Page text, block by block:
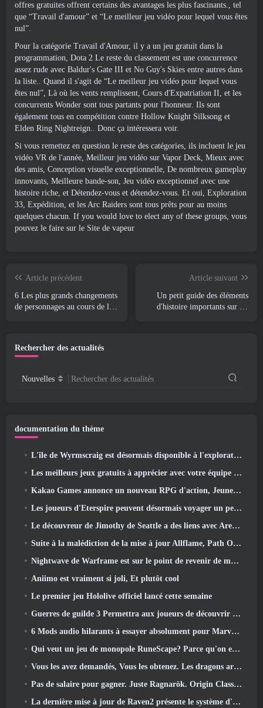
offres gratuites offrent certains des avantages les plus fascinants., tel
que “Travail d'amour” et “Le meilleur jeu vidéo pour lequel vous êtes
nul”.
Pour la catégorie Travail d'Amour, il y a un jeu gratuit dans la
programmation, Dota 2 Le reste du classement est une concurrence
assez rude avec Baldur's Gate III et No Guy's Skies entre autres dans
la liste.. Quand il s'agit de “Le meilleur jeu vidéo pour lequel vous
êtes nul”, Là où les vents remplissent, Cours d'Expatriation II, et les
concurrents Wonder sont tous partants pour l'honneur. Ils sont
également tous en compétition contre Hollow Knight Silksong et
Elden Ring Nightreign.. Donc ça intéressera voir.
Si vous remettez en question le reste des catégories, ils incluent le jeu
vidéo VR de l'année, Meilleur jeu vidéo sur Vapor Deck, Mieux avec
des amis, Conception visuelle exceptionnelle, De nombreux gameplay
innovants, Meilleure bande-son, Jeu vidéo exceptionnel avec une
histoire riche, et Détendez-vous et détendez-vous. Et oui, Exploration
33, Expédition, et les Arc Raiders sont tous prêts pour au moins
quelques chacun. If you would love to elect any of these groups, vous
pouvez le faire sur le Site de vapeur
Article précédent
6 Les plus grands changements
de personnages au cours de la
Article suivant
Un petit guide des éléments
d'histoire importants sur les
Rechercher des actualités
Nouvelles Rechercher des actualités
documentation du thème
L'île de Wyrmscraig est désormais disponible à l'exploration dans Old School RuneScape
Les meilleurs jeux gratuits à apprécier avec votre équipe (2026)
Kakao Games annonce un nouveau RPG d'action, Jeune gardienne
Les joueurs d'Eterspire peuvent désormais voyager un peu dans le temps… en guise de régal
Le découvreur de Jimothy de Seattle a des liens avec ArenaNet, Alors bien sûr, ils l’ajoutent à Guild Wars 2
Suite à la malédiction de la mise à jour Allflame, Path Of Exile annonce plusieurs changements basés sur les commentaires
Nightwave de Warframe est sur le point de revenir de manière choquante
Aniimo est vraiment si joli, Et plutôt cool
Le premier jeu Hololive officiel lancé cette semaine
Guerres de guilde 3 Permettra aux joueurs de découvrir le monde de la Tyrie avant le réveil des dragons anciens
6 Mods audio hilarants à essayer absolument pour Marvel Rivals
Qui veut un jeu de monopole RuneScape? Parce qu'on est en route
Vous les avez demandés, Vous les obtenez. Les dragons arrivent sur Albion Online
Pas de salaire pour gagner. Juste Ragnarök. Origin Classic est lancé en juillet 23
La dernière mise à jour de Raven2 présente le système d'éveil des compétences, Donner aux joueurs plus de moyens d'améliorer leurs compétences